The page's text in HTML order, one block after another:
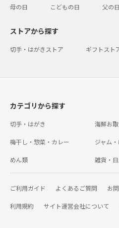
母の日 こどもの日 父の日
ストアから探す
切手・はがきストア ギフトスト
カテゴリから探す
切手・はがき 海鮮お
梅干し・惣菜・カレー ジャム
めん類 雑貨・
ご利用ガイド よくあるご質問 お
利用規約 サイト運営会社について